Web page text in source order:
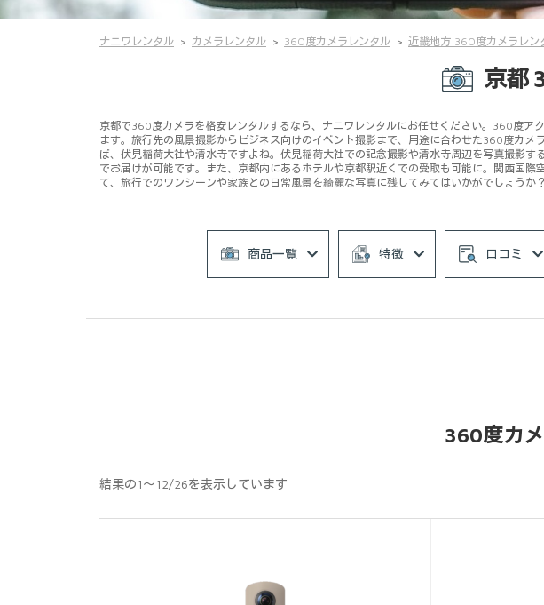
ナニワレンタル カメラレンタル 360度カメラレンタル 近畿地方 360度カメラレン
京都
京都で360度カメラを格安レンタルするなら、ナニワレンタルにお任せください。360度
ます。旅行先の風景撮影からビジネス向けのイベント撮影まで、用途に合わせた360度カ
ば、伏見稲荷大社や清水寺ですよね。伏見稲荷大社での記念撮影や清水寺周辺を写真撮影
でお届けが可能です。また、京都内にあるホテルや京都駅近くでの受取も可能に。関西国
て、旅行でのワンシーンや家族との日常風景を綺麗な写真に残してみてはいかがでしょうか？
商品一覧 特徴 口コミ
360度カ
結果の1～12/26を表示しています